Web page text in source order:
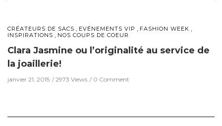
CRÉATEURS DE SACS EVÉNEMENTS VIP FASHION WEEK
INSPIRATIONS NOS COUPS DE COEUR
Clara Jasmine ou l’originalité au service de
la joaillerie!
janvier 21, 2015 2973 Views 0 Comment